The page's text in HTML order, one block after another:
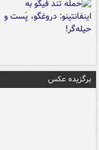
برگزیده عکس